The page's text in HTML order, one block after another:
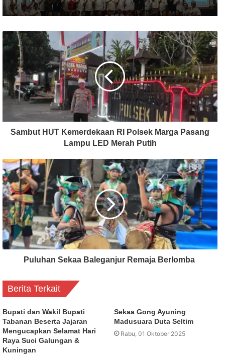
Sambut HUT Kemerdekaan RI Polsek Marga Pasang
Lampu LED Merah Putih
Puluhan Sekaa Baleganjur Remaja Berlomba
Berita Terkait
Bupati dan Wakil Bupati
Tabanan Beserta Jajaran
Mengucapkan Selamat Hari
Raya Suci Galungan &
Kuningan
Sekaa Gong Ayuning
Madusuara Duta Seltim
Rabu, 01 Oktober 2025